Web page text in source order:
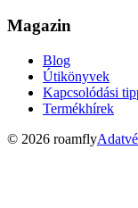
Magazin
Blog
Útikönyvek
Kapcsolódási
Termékhírek
© 2026 roamfly